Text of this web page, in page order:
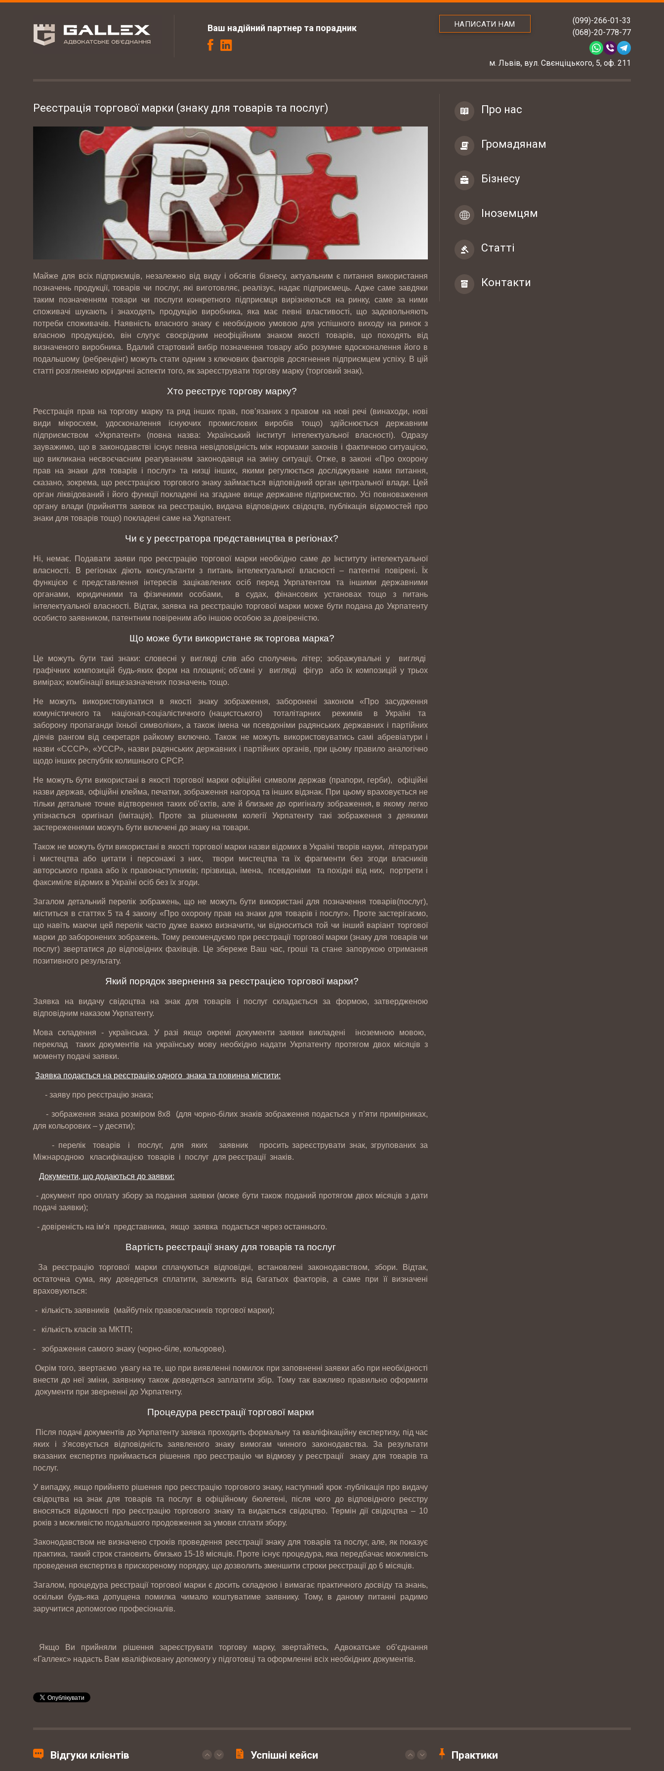
Ваш надійний партнер та порадник НАПИСАТИ НАМ
(099)-266-01-33
(068)-20-778-77
м. Львів, вул. Свєнціцького, 5, оф. 211
Реєстрація торгової марки (знаку для товарів та послуг)
Майже для всіх підприємців, незалежно від виду і обсягів бізнесу, актуальним є питання використання
позначень продукції, товарів чи послуг, які виготовляє, реалізує, надає підприємець. Адже саме завдяки
таким позначенням товари чи послуги конкретного підприємця вирізняються на ринку, саме за ними
споживачі шукають і знаходять продукцію виробника, яка має певні властивості, що задовольняють
потреби споживачів. Наявність власного знаку є необхідною умовою для успішного виходу на ринок з
власною продукцією, він слугує своєрідним неофіційним знаком якості товарів, що походять від
визначеного виробника. Вдалий стартовий вибір позначення товару або розумне вдосконалення його в
подальшому (ребрендінг) можуть стати одним з ключових факторів досягнення підприємцем успіху. В цій
статті розглянемо юридичні аспекти того, як зареєструвати торгову марку (торговий знак).
Хто реєструє торгову марку?
Реєстрація прав на торгову марку та ряд інших прав, пов’язаних з правом на нові речі (винаходи, нові
види мікросхем, удосконалення існуючих промислових виробів тощо) здійснюється державним
підприємством «Укрпатент» (повна назва: Український інститут інтелектуальної власності). Одразу
зауважимо, що в законодавстві існує певна невідповідність між нормами законів і фактичною ситуацією,
що викликана несвоєчасним реагуванням законодавця на зміну ситуації. Отже, в законі «Про охорону
прав на знаки для товарів і послуг» та низці інших, якими регулюється досліджуване нами питання,
сказано, зокрема, що реєстрацією торгового знаку займається відповідний орган центральної влади. Цей
орган ліквідований і його функції покладені на згадане вище державне підприємство. Усі повноваження
органу влади (прийняття заявок на реєстрацію, видача відповідних свідоцтв, публікація відомостей про
знаки для товарів тощо) покладені саме на Укрпатент.
Чи є у реєстратора представництва в регіонах?
Ні, немає. Подавати заяви про реєстрацію торгової марки необхідно саме до Інституту інтелектуальної
власності. В регіонах діють консультанти з питань інтелектуальної власності – патентні повірені. Їх
функцією є представлення інтересів зацікавлених осіб перед Укрпатентом та іншими державними
органами, юридичними та фізичними особами, в судах, фінансових установах тощо з питань
інтелектуальної власності. Відтак, заявка на реєстрацію торгової марки може бути подана до Укрпатенту
особисто заявником, патентним повіреним або іншою особою за довіреністю.
Що може бути використане як торгова марка?
Це можуть бути такі знаки: словесні у вигляді слів або сполучень літер; зображувальні у вигляді
графічних композицій будь-яких форм на площині; об'ємні у вигляді фігур або їх композицій у трьох
вимірах; комбінації вищезазначених позначень тощо.
Не можуть використовуватися в якості знаку зображення, заборонені законом «Про засудження
комуністичного та націонал-соціалістичного (нацистського) тоталітарних режимів в Україні та
заборону пропаганди їхньої символіки», а також імена чи псевдоніми радянських державних і партійних
діячів рангом від секретаря райкому включно. Також не можуть використовуватись самі абревіатури і
назви «СССР», «УССР», назви радянських державних і партійних органів, при цьому правило аналогічно
щодо інших республік колишнього СРСР.
Не можуть бути використані в якості торгової марки офіційні символи держав (прапори, герби), офіційні
назви держав, офіційні клейма, печатки, зображення нагород та інших відзнак. При цьому враховується не
тільки детальне точне відтворення таких об’єктів, але й близьке до оригіналу зображення, в якому легко
упізнається оригінал (імітація). Проте за рішенням колегії Укрпатенту такі зображення з деякими
застереженнями можуть бути включені до знаку на товари.
Також не можуть бути використані в якості торгової марки назви відомих в Україні творів науки, літератури
і мистецтва або цитати і персонажі з них, твори мистецтва та їх фрагменти без згоди власників
авторського права або їх правонаступників; прізвища, імена, псевдоніми та похідні від них, портрети і
факсиміле відомих в Україні осіб без їх згоди.
Загалом детальний перелік зображень, що не можуть бути використані для позначення товарів(послуг),
міститься в статтях 5 та 4 закону «Про охорону прав на знаки для товарів і послуг». Проте застерігаємо,
що навіть маючи цей перелік часто дуже важко визначити, чи відноситься той чи інший варіант торгової
марки до заборонених зображень. Тому рекомендуємо при реєстрації торгової марки (знаку для товарів чи
послуг) звертатися до відповідних фахівців. Це збереже Ваш час, гроші та стане запорукою отримання
позитивного результату.
Який порядок звернення за реєстрацією торгової марки?
Заявка на видачу свідоцтва на знак для товарів і послуг складається за формою, затвердженою
відповідним наказом Укрпатенту.
Мова складення - українська. У разі якщо окремі документи заявки викладені іноземною мовою,
переклад таких документів на українську мову необхідно надати Укрпатенту протягом двох місяців з
моменту подачі заявки.
Заявка подається на реєстрацію одного знака та повинна містити:
- заяву про реєстрацію знака;
- зображення знака розміром 8х8 (для чорно-білих знаків зображення подається у п’яти примірниках,
для кольорових – у десяти);
- перелік товарів і послуг, для яких заявник просить зареєструвати знак, згрупованих за
Міжнародною класифікацією товарів і послуг для реєстрації знаків.
Документи, що додаються до заявки:
- документ про оплату збору за подання заявки (може бути також поданий протягом двох місяців з дати
подачі заявки);
- довіреність на ім'я представника, якщо заявка подається через останнього.
Вартість реєстрації знаку для товарів та послуг
За реєстрацію торгової марки сплачуються відповідні, встановлені законодавством, збори. Відтак,
остаточна сума, яку доведеться сплатити, залежить від багатьох факторів, а саме при її визначені
враховуються:
- кількість заявників (майбутніх правовласників торгової марки);
- кількість класів за МКТП;
- зображення самого знаку (чорно-біле, кольорове).
Окрім того, звертаємо увагу на те, що при виявленні помилок при заповненні заявки або при необхідності
внести до неї зміни, заявнику також доведеться заплатити збір. Тому так важливо правильно оформити
документи при зверненні до Укрпатенту.
Процедура реєстрації торгової марки
Після подачі документів до Укрпатенту заявка проходить формальну та кваліфікаційну експертизу, під час
яких і з’ясовується відповідність заявленого знаку вимогам чинного законодавства. За результати
вказаних експертиз приймається рішення про реєстрацію чи відмову у реєстрації знаку для товарів та
послуг.
У випадку, якщо прийнято рішення про реєстрацію торгового знаку, наступний крок -публікація про видачу
свідоцтва на знак для товарів та послуг в офіційному бюлетені, після чого до відповідного реєстру
вносяться відомості про реєстрацію торгового знаку та видається свідоцтво. Термін дії свідоцтва – 10
років з можливістю подальшого продовження за умови сплати збору.
Законодавством не визначено строків проведення реєстрації знаку для товарів та послуг, але, як показує
практика, такий строк становить близько 15-18 місяців. Проте існує процедура, яка передбачає можливість
проведення експертиз в прискореному порядку, що дозволить зменшити строки реєстрації до 6 місяців.
Загалом, процедура реєстрації торгової марки є досить складною і вимагає практичного досвіду та знань,
оскільки будь-яка допущена помилка чимало коштуватиме заявнику. Тому, в даному питанні радимо
заручитися допомогою професіоналів.
Якщо Ви прийняли рішення зареєструвати торгову марку, звертайтесь, Адвокатське об’єднання
«Галлекс» надасть Вам кваліфіковану допомогу у підготовці та оформленні всіх необхідних документів.
Про нас
Громадянам
Бізнесу
Іноземцям
Статті
Контакти
Відгуки клієнтів
07
2017
Інтернет магазин автозапчастин CARS-
10-
05
ТОВ "РЕЙДЖ ЕНЕРДЖІ"
07-
04
2017
ТОВ "ЮБТ ГРУП"
03
2017
Гуртівня ветеринарних препаратів ТОВ
"СІГМЕД УКРАЇНА"
29-
09
Західний експертно-консалтинговий
центр
09
2017
Успішні кейси
Законопроект про зміни в діяльності
Штрафи за порушення трудового
законодавства можуть знизити
Скорочено підстави для проведення
19-20 березня відбувались національні
судові змагання з медіа права
Практики